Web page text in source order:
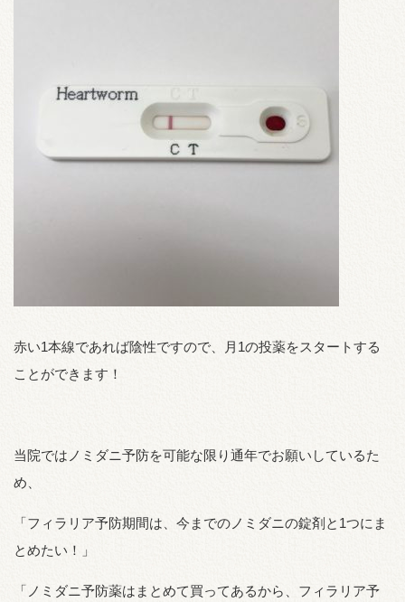
赤い1本線であれば陰性ですので、月1の投薬をスタートする
ことができます！
当院ではノミダニ予防を可能な限り通年でお願いしているた
め、
「フィラリア予防期間は、今までのノミダニの錠剤と1つにま
とめたい！」
「ノミダニ予防薬はまとめて買ってあるから、フィラリア予